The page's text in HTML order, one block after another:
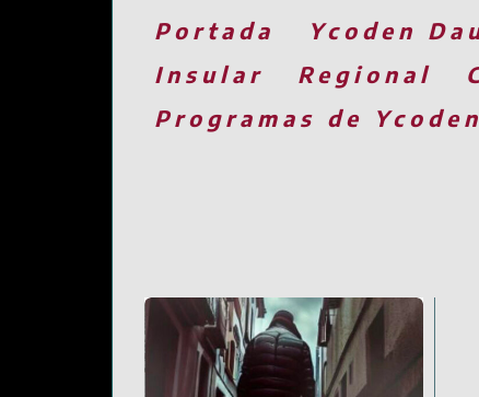
Portada Ycoden
Insular
Regional
Programas de